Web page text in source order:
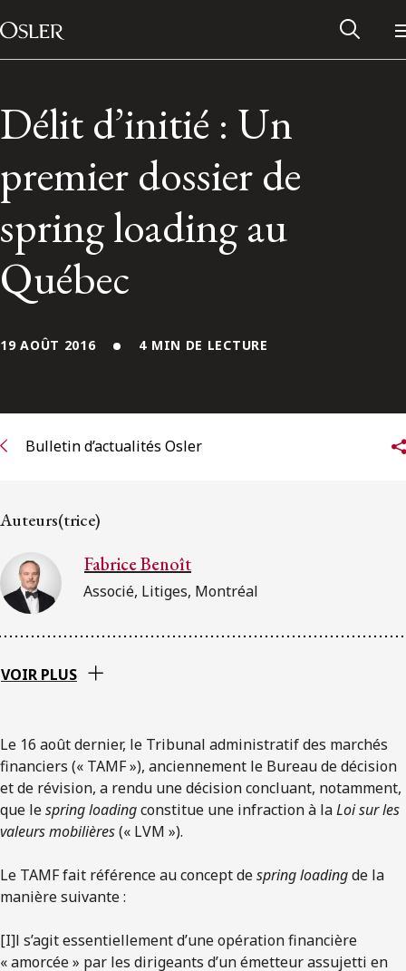
Passer au contenu
Main Navigation
Réseau des anciens d’Osler
ENGLISH
S’abonner
Délit d’initié : Un
premier dossier de
spring loading au
Québec
19 AOÛT 2016 4 MIN DE LECTURE
Bulletin d’actualités Osler
Auteurs(trice)
Fabrice Benoît
Associé, Litiges, Montréal
VOIR PLUS
Le 16 août dernier, le Tribunal administratif des marchés
financiers (« TAMF »), anciennement le Bureau de décision
et de révision, a rendu une décision concluant, notamment,
que lespring loadingconstitue une infraction à laLoi sur les
valeurs mobilières(« LVM »).
Le TAMF fait référence au concept despring loadingde la
manière suivante :
[I]l s’agit essentiellement d’une opération financière
« amorcée » par les dirigeants d’un émetteur assujetti en